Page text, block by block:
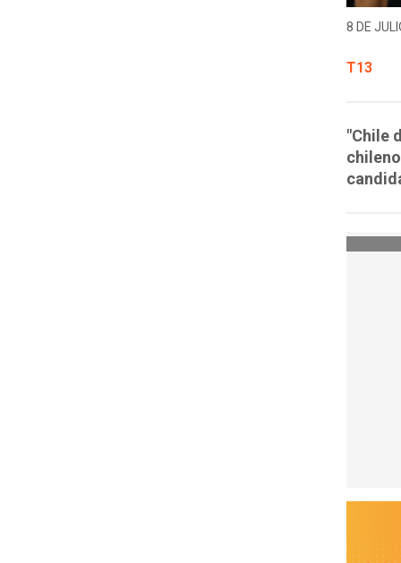
8 DE
T13
"Chile